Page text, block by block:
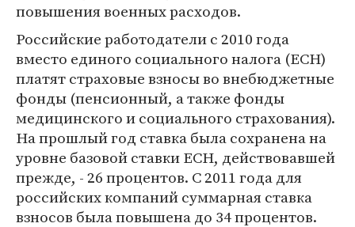
повышения военных расходов.
Российские работодатели с 2010 года
вместо единого социального налога (ЕСН)
платят страховые взносы во внебюджетные
фонды (пенсионный, а также фонды
медицинского и социального страхования).
На прошлый год ставка была сохранена на
уровне базовой ставки ЕСН, действовавшей
прежде, - 26 процентов. С 2011 года для
российских компаний суммарная ставка
взносов была повышена до 34 процентов.